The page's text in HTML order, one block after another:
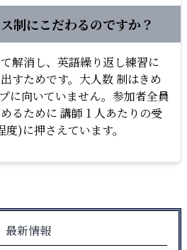
制にこだわるのですか？
解消し、英語繰り返し練習に
すためです。大人数 制はきめ
に向いていません。参加者全員
るために 講師 1 人あたりの受
)に押さえています。
最新情報